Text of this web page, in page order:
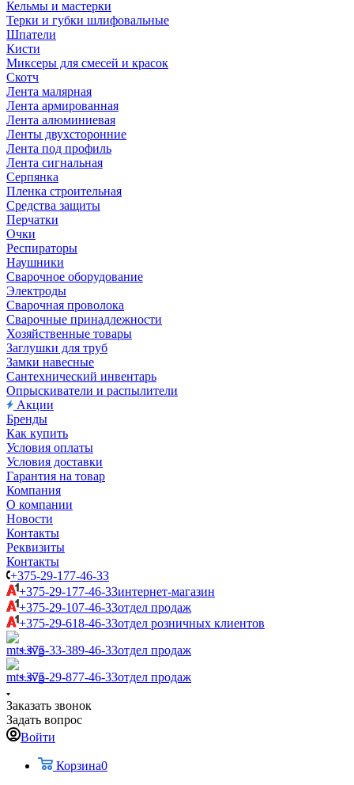
Кельмы и мастерки
Терки и губки шлифовальные
Шпатели
Кисти
Миксеры для смесей и красок
Скотч
Лента малярная
Лента армированная
Лента алюминиевая
Ленты двухсторонние
Лента под профиль
Лента сигнальная
Серпянка
Пленка строительная
Средства защиты
Перчатки
Очки
Респираторы
Наушники
Сварочное оборудование
Электроды
Сварочная проволока
Сварочные принадлежности
Хозяйственные товары
Заглушки для труб
Замки навесные
Сантехнический инвентарь
Опрыскиватели и распылители
Акции
Бренды
Как купить
Условия оплаты
Условия доставки
Гарантия на товар
Компания
О компании
Новости
Контакты
Реквизиты
Контакты
+375-29-177-46-33
+375-29-177-46-33интернет-магазин
+375-29-107-46-33отдел продаж
+375-29-618-46-33отдел розничных клиентов
+375-33-389-46-33отдел продаж
+375-29-877-46-33отдел продаж
Заказать звонок
Задать вопрос
Войти
Корзина0